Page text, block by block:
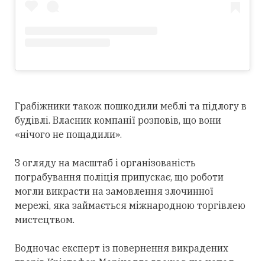
Грабіжники також пошкодили меблі та підлогу в
будівлі. Власник компанії розповів, що вони
«нічого не пощадили».
З огляду на масштаб і організованість
пограбування поліція припускає, що роботи
могли викрасти на замовлення злочинної
мережі, яка займається міжнародною торгівлею
мистецтвом.
Водночас експерт із повернення викрадених